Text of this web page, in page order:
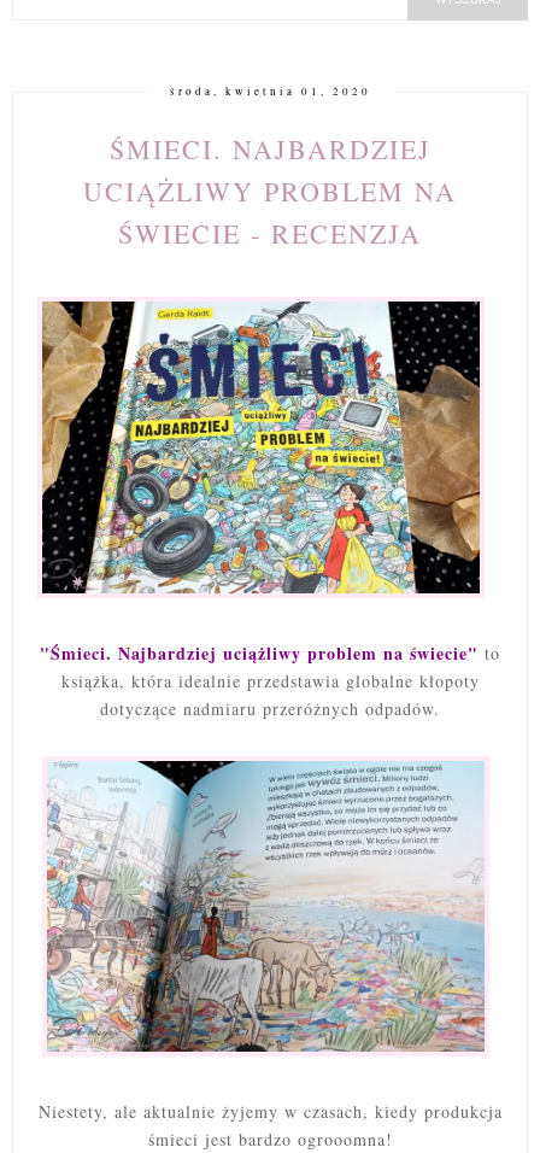
środa, kwietnia 01, 2020
ŚMIECI. NAJBARDZIEJ
UCIĄŻLIWY PROBLEM NA
ŚWIECIE - RECENZJA
"Śmieci. Najbardziej uciążliwy problem na świecie" to
książka, która idealnie przedstawia globalne kłopoty
dotyczące nadmiaru przeróżnych odpadów.
Niestety, ale aktualnie żyjemy w czasach, kiedy produkcja
śmieci jest bardzo ogrooomna!